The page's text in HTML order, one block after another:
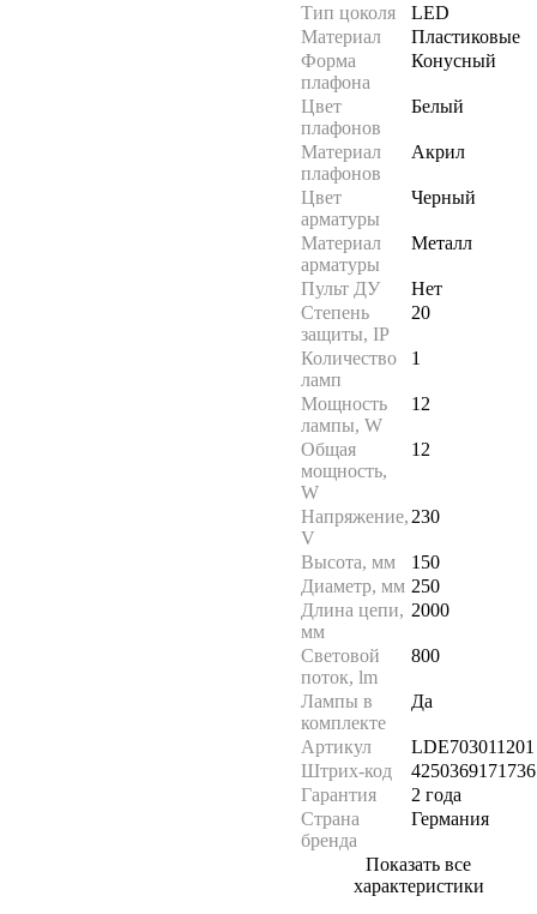
Тип цоколя
LED
Материал
Пластиковые
Форма
плафона
Конусный
Цвет
плафонов
Белый
Материал
плафонов
Акрил
Цвет
арматуры
Черный
Материал
арматуры
Металл
Пульт ДУ
Нет
Степень
защиты, IP
20
Количество
ламп
1
Мощность
лампы, W
12
Общая
мощность,
W
12
Напряжение,
V
230
Высота, мм
150
Диаметр, мм 250
Длина цепи,
мм
2000
Световой
поток, lm
800
Лампы в
комплекте
Да
Артикул
LDE703011201
Штрих-код
4250369171736
Гарантия
2 года
Страна
бренда
Германия
Показать все
характеристики